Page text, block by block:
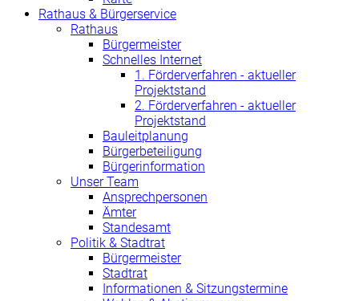
Rathaus & Bürgerservice
Rathaus
Bürgermeister
Schnelles Internet
1. Förderverfahren - aktueller
Projektstand
2. Förderverfahren - aktueller
Projektstand
Bauleitplanung
Bürgerbeteiligung
Bürgerinformation
Unser Team
Ansprechpersonen
Ämter
Standesamt
Politik & Stadtrat
Bürgermeister
Stadtrat
Informationen & Sitzungstermine